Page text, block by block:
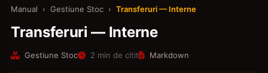
Manual › Gestiune Stoc › Transferuri — Interne
Transferuri — Interne
Gestiune Stoc 2 min de citit Markdown